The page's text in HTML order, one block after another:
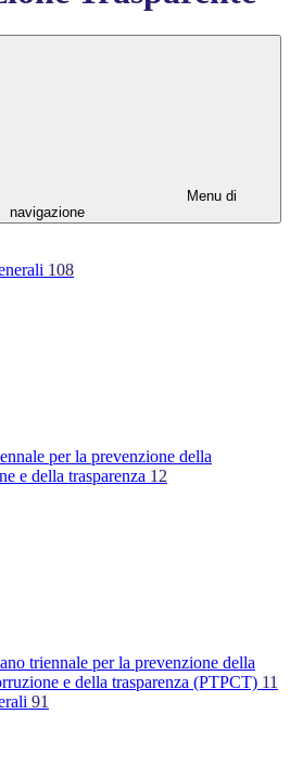
Menu di
navigazione
108
per la prevenzione della
e della trasparenza 12
triennale per la prevenzione della
e della trasparenza (PTPCT) 11
91